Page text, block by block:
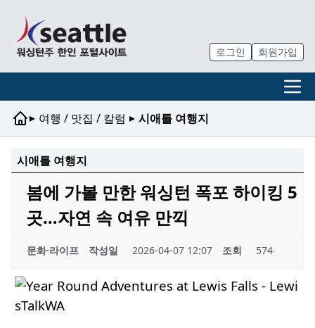
로그인 회원가입
▸ 여행 / 맛집 / 칼럼 ▸ 시애틀 여행지
시애틀 여행지
봄에 가볼 만한 워싱턴 폭포 하이킹 5
곳…자연 속 여유 만끽
문화·라이프 작성일 2026-04-07 12:07 조회 574